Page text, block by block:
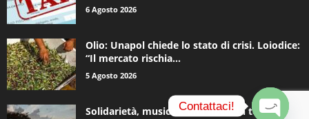
6 Agosto 2026
Olio: Unapol chiede lo stato di crisi. Loiodice:
“Il mercato rischia...
5 Agosto 2026
Solidarietà, musica e una notte in tenda
Contattaci!